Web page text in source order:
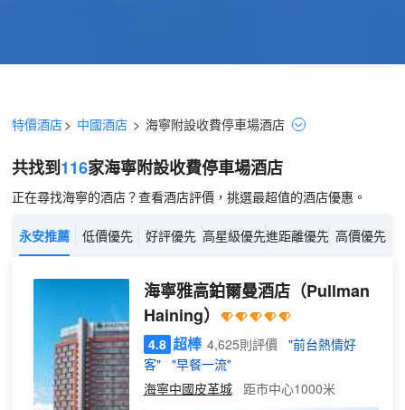
特價酒店> 中國酒店 > 海寧附設收費停車場酒店
共找到116家海寧附設收費停車場酒店
正在尋找海寧的酒店？查看酒店評價，挑選最超值的酒店優惠。
永安推薦 低價優先 好評優先 高星級優先進距離優先 高價優先
海寧雅高鉑爾曼酒店（Pullman
Haining）
4.8 超棒 4,625則評價
"前台熱情好
客"
"早餐一流"
海寧中國皮革城
距市中心1000米